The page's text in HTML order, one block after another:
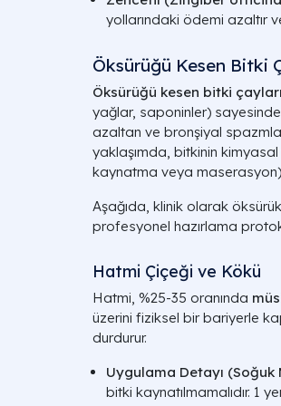
yollarındaki ödemi azaltır
Öksürüğü Kesen Bitki
Öksürüğü kesen bitki çayları
yağlar, saponinler)
azaltan ve bronşiyal
yaklaşımda, bitkinin kimyasal
kaynatma veya
Aşağıda, klinik olarak
profesyonel hazırlama
Hatmi Çiçeği ve Kökü
Hatmi, %25-35 oranında
üzerini fiziksel bir bariyerle
durdurur.
Uygulama Detayı (Soğuk
bitki kaynatılmamalıdır. 1